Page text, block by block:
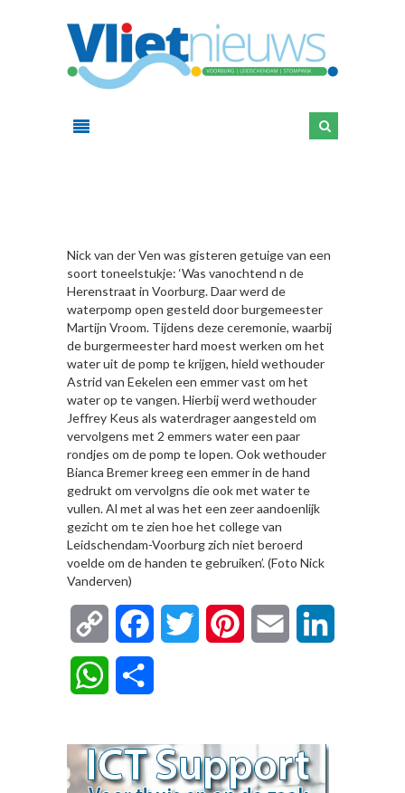
Nick van der Ven was gisteren getuige van een
soort toneelstukje: ‘Was vanochtend n de
Herenstraat in Voorburg. Daar werd de
waterpomp open gesteld door burgemeester
Martijn Vroom. Tijdens deze ceremonie, waarbij
de burgermeester hard moest werken om het
water uit de pomp te krijgen, hield wethouder
Astrid van Eekelen een emmer vast om het
water op te vangen. Hierbij werd wethouder
Jeffrey Keus als waterdrager aangesteld om
vervolgens met 2 emmers water een paar
rondjes om de pomp te lopen. Ook wethouder
Bianca Bremer kreeg een emmer in de hand
gedrukt om vervolgns die ook met water te
vullen. Al met al was het een zeer aandoenlijk
gezicht om te zien hoe het college van
Leidschendam-Voorburg zich niet beroerd
voelde om de handen te gebruiken’. (Foto Nick
Vanderven)
Copy
Link
FacebookTwitter Pinterest Email
WhatsApp